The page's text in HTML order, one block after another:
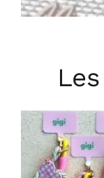
CHOIX